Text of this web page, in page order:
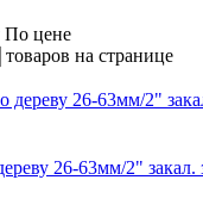
По цене
товаров на странице
26-63мм/2" закал.